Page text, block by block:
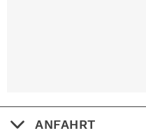
ANFAHRT